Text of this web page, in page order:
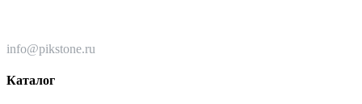
info@pikstone.ru
Каталог